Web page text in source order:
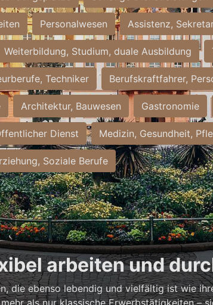
Personalwesen Assistenz,
Weiterbildung, Studium, duale Ausbildung
Techniker Berufskraftfahrer,
Architektur, Bauwesen Gastronomie
Dienst Medizin, Gesundheit,
Soziale Berufe
arbeiten und
die ebenso lebendig und vielfältig ist wie